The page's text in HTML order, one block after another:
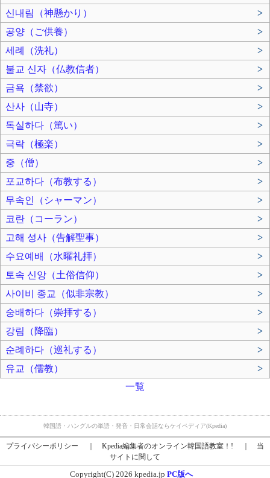
신내림（神懸かり）
>
공양（ご供養）
>
세례（洗礼）
>
불교 신자（仏教信者）
>
금욕（禁欲）
>
산사（山寺）
>
독실하다（篤い）
>
극락（極楽）
>
중（僧）
>
포교하다（布教する）
>
무속인（シャーマン）
>
코란（コーラン）
>
고해 성사（告解聖事）
>
수요예배（水曜礼拝）
>
토속 신앙（土俗信仰）
>
사이비 종교（似非宗教）
>
숭배하다（崇拝する）
>
강림（降臨）
>
순례하다（巡礼する）
>
유교（儒教）
>
一覧
韓国語・ハングルの単語・発音・日常会話ならケイペディア(Kpedia)
プライバシーポリシー Kpedia編集者のオンライン韓国語教室！!
当
サイトに関して
Copyright(C) 2026 kpedia.jp PC版へ